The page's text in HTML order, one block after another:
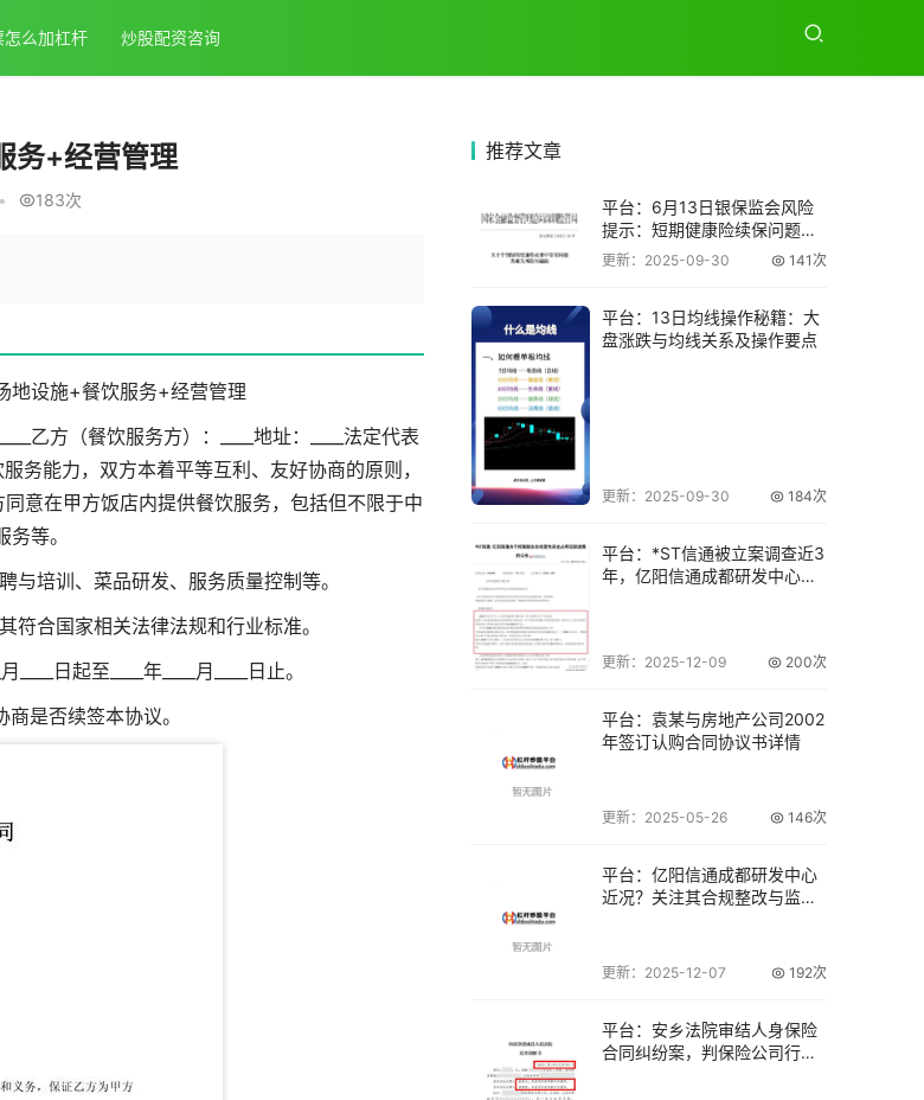
怎么加杠杆 炒股配资咨询
务+经营管理
• 183次
地设施+餐饮服务+经营管理
乙方（餐饮服务方）：____地址：____法定代表
务能力，双方本着平等互利、友好协商的原则，
意在甲方饭店内提供餐饮服务，包括但不限于中
等。
与培训、菜品研发、服务质量控制等。
符合国家相关法律法规和行业标准。
日起至____年____月____日止。
是否续签本协议。
推荐文章
平台：6月13日银保监会风险
提示：短期健康险续保问题需
留意
更新：2025-09-30 141次
平台：13日均线操作秘籍：大
盘涨跌与均线关系及操作要点
更新：2025-09-30 184次
平台：*ST信通被立案调查近3
年，亿阳信通成都研发中心还
更新：2025-12-09 200次
平台：袁某与房地产公司2002
年签订认购合同协议书详情
更新：2025-05-26 146次
平台：亿阳信通成都研发中心
近况？关注其合规整改与监管
更新：2025-12-07 192次
平台：安乡法院审结人身保险
合同纠纷案，判保险公司行为